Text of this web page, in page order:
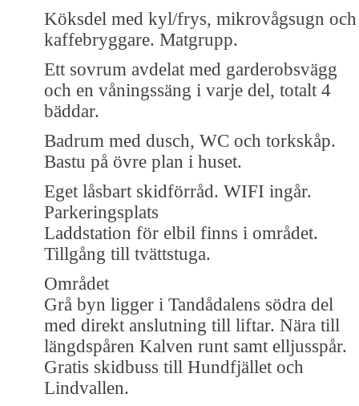
Köksdel med kyl/frys, mikrovågsugn och
kaffebryggare. Matgrupp.
Ett sovrum avdelat med garderobsvägg
och en våningssäng i varje del, totalt 4
bäddar.
Badrum med dusch, WC och torkskåp.
Bastu på övre plan i huset.
Eget låsbart skidförråd. WIFI ingår.
Parkeringsplats
Laddstation för elbil finns i området.
Tillgång till tvättstuga.
Området
Grå byn ligger i Tandådalens södra del
med direkt anslutning till liftar. Nära till
längdspåren Kalven runt samt elljusspår.
Gratis skidbuss till Hundfjället och
Lindvallen.